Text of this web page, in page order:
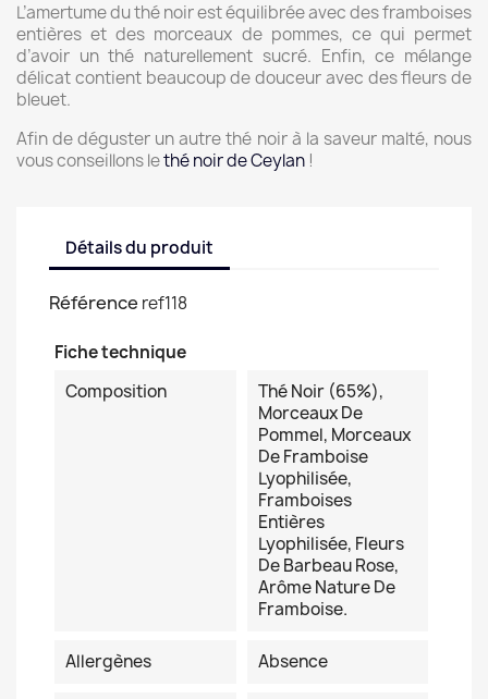
L’amertume du thé noir est équilibrée avec des framboises
entières et des morceaux de pommes, ce qui permet
d’avoir un thé naturellement sucré. Enfin, ce mélange
délicat contient beaucoup de douceur avec des fleurs de
bleuet.
Afin de déguster un autre thé noir à la saveur malté, nous
vous conseillons lethé noir de Ceylan !
Détails du produit
Référence ref118
Fiche technique
Composition
Thé Noir (65%),
Morceaux De
Pommel, Morceaux
De Framboise
Lyophilisée,
Framboises
Entières
Lyophilisée, Fleurs
De Barbeau Rose,
Arôme Nature De
Framboise.
Allergènes Absence